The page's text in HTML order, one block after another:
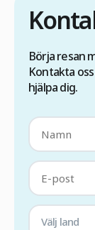
Börja resan
Kontakta
hjälpa dig.
Välj land